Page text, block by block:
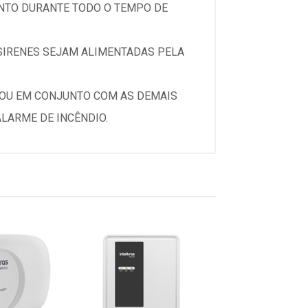
DURANTE TODO O TEMPO DE
SEJAM ALIMENTADAS PELA
EM CONJUNTO COM AS DEMAIS
DE INCÊNDIO.